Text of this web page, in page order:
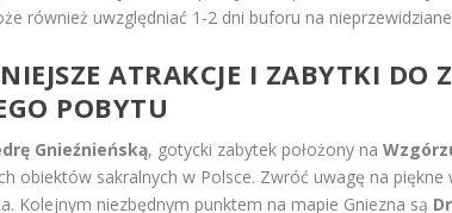
również uwzględniać 1-2 dni buforu na
ATRAKCJE I ZABYTKI DO
POBYTU
Gnieźnieńską, gotycki zabytek położony na
obiektów sakralnych w Polsce. Zwróć uwagę na
Kolejnym niezbędnym punktem na mapie Gniezna są